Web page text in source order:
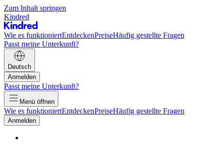
Zum Inhalt springen
Kindred
Wie es funktioniertEntdeckenPreiseHäufig gestellte Fragen
Passt meine Unterkunft?
Deutsch
Anmelden
Passt meine Unterkunft?
Menü öffnen
Wie es funktioniertEntdeckenPreiseHäufig gestellte Fragen
Anmelden